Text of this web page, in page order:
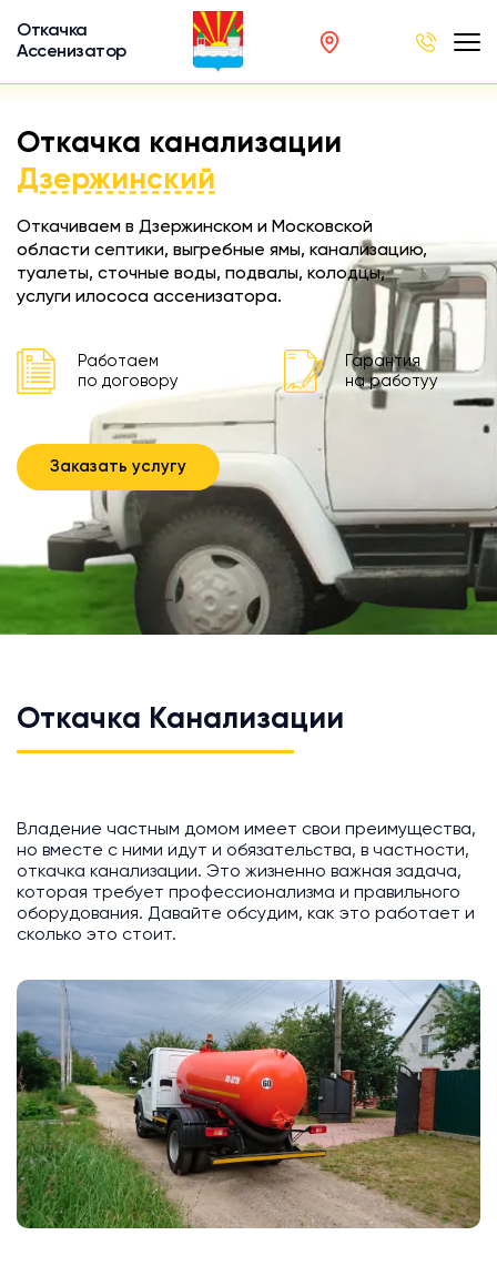
Откачка
Ассенизатор
Откачка канализации
Дзержинский
Откачиваем в Дзержинском и Московской
области септики, выгребные ямы, канализацию,
туалеты, сточные воды, подвалы, колодцы,
услуги илососа ассенизатора.
Работаем
по договору
Гарантия
на работуу
Заказать услугу
Откачка Канализации
Владение частным домом имеет свои преимущества,
но вместе с ними идут и обязательства, в частности,
откачка канализации. Это жизненно важная задача,
которая требует профессионализма и правильного
оборудования. Давайте обсудим, как это работает и
сколько это стоит.